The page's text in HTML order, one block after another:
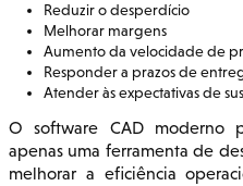
Reduzir o desperdício
Melhorar margens
Aumento da velocidade de
Responder a prazos de
Atender às expectativas de
O software CAD moderno
apenas uma ferramenta de
melhorar a eficiência